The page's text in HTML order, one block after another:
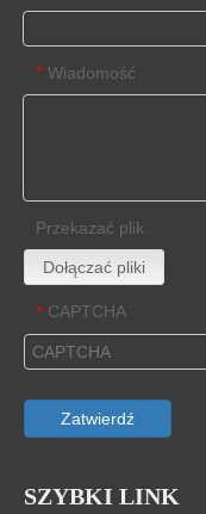
* Wiadomość
Przekazać plik
Dołączać pliki
* CAPTCHA
Zatwierdź
SZYBKI LINK